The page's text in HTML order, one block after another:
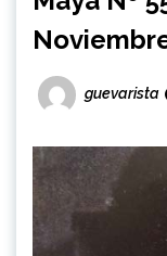
guevarista